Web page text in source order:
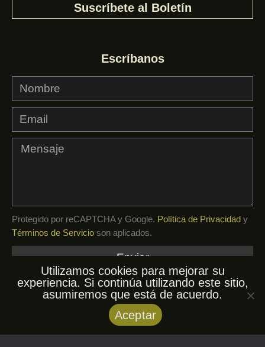
Suscríbete al Boletín
Escríbanos
Protegido por reCAPTCHA y Google. Política de Privacidad y
Términos de Servicio son aplicados.
Enviar
© AfroKuba, 2026. Todos los derechos
reservados.
Utilizamos cookies para mejorar su
experiencia. Si continúa utilizando este sitio,
asumiremos que está de acuerdo.
Aceptar